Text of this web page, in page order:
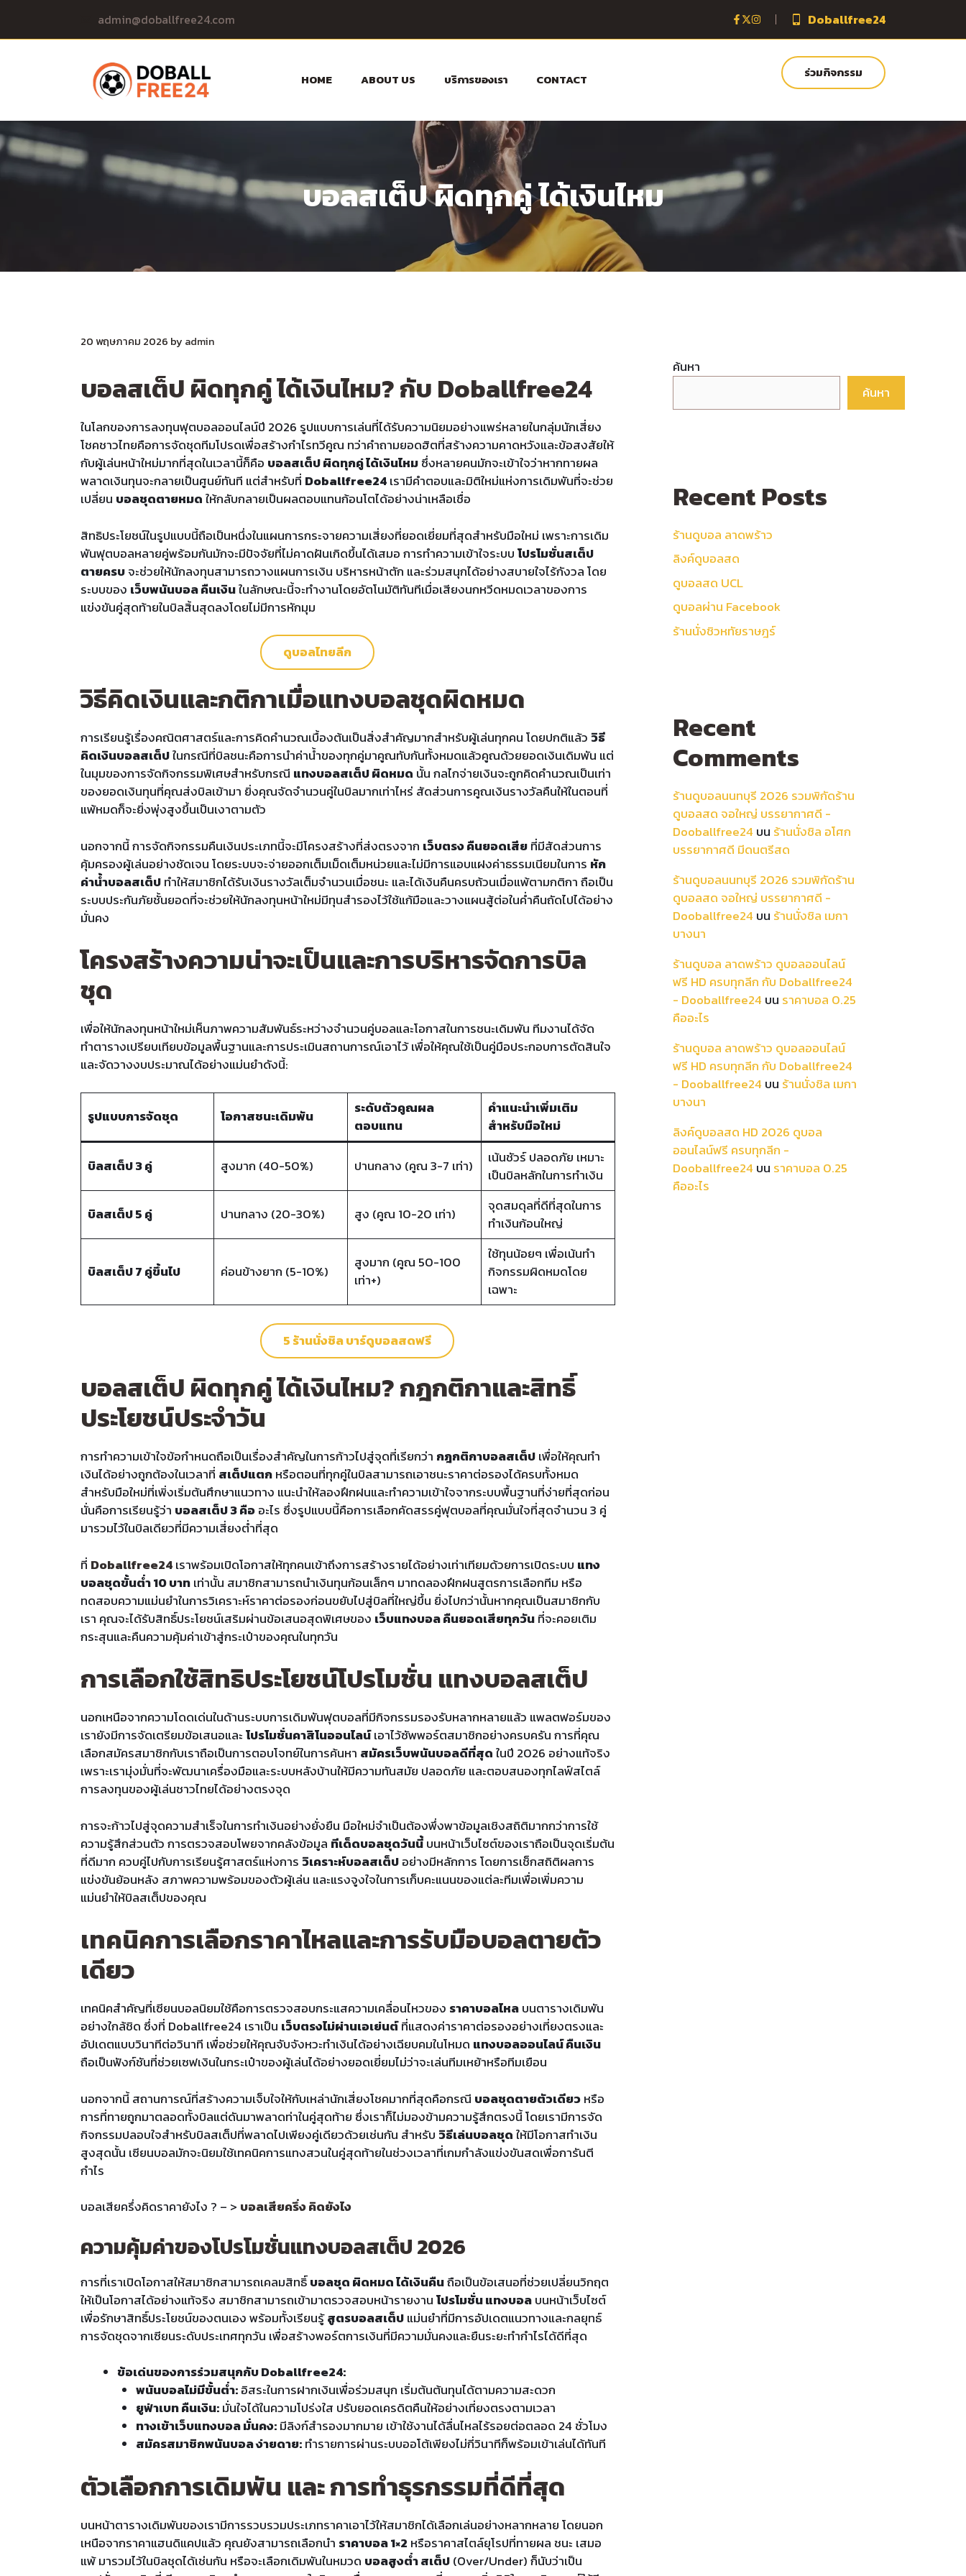
content
admin@doballfree24.com Doballfree24
HOME ABOUT US บริการของเรา CONTACT ร่วมกิจกรรม
บอลสเต็ป ผิดทุกคู่ ได้เงินไหม
20 พฤษภาคม 2026 by admin
บอลสเต็ป ผิดทุกคู่ ได้เงินไหม? กับ Doballfree24
ในโลกของการลงทุนฟุตบอลออนไลน์ปี 2026 รูปแบบการเล่นที่ได้รับความนิยมอย่างแพร่หลายในกลุ่มนักเสี่ยง
โชคชาวไทยคือการจัดชุดทีมโปรดเพื่อสร้างกำไรทวีคูณ ทว่าคำถามยอดฮิตที่สร้างความคาดหวังและข้อสงสัยให้
กับผู้เล่นหน้าใหม่มากที่สุดในเวลานี้ก็คือ บอลสเต็ป ผิดทุกคู่ ได้เงินไหมซึ่งหลายคนมักจะเข้าใจว่าหากทายผล
พลาดเงินทุนจะกลายเป็นศูนย์ทันที แต่สำหรับที่ Doballfree24เรามีคำตอบและมิติใหม่แห่งการเดิมพันที่จะช่วย
เปลี่ยน บอลชุดตายหมดให้กลับกลายเป็นผลตอบแทนก้อนโตได้อย่างน่าเหลือเชื่อ
สิทธิประโยชน์ในรูปแบบนี้ถือเป็นหนึ่งในแผนการกระจายความเสี่ยงที่ยอดเยี่ยมที่สุดสำหรับมือใหม่ เพราะการเดิม
พันฟุตบอลหลายคู่พร้อมกันมักจะมีปัจจัยที่ไม่คาดฝันเกิดขึ้นได้เสมอ การทำความเข้าใจระบบโปรโมชั่นสเต็ป
ตายครบจะช่วยให้นักลงทุนสามารถวางแผนการเงิน บริหารหน้าตัก และร่วมสนุกได้อย่างสบายใจไร้กังวล โดย
ระบบของ เว็บพนันบอล คืนเงินในลักษณะนี้จะทำงานโดยอัตโนมัติทันทีเมื่อเสียงนกหวีดหมดเวลาของการ
แข่งขันคู่สุดท้ายในบิลสิ้นสุดลงโดยไม่มีการหักมุม
ดูบอลไทยลีก
วิธีคิดเงินและกติกาเมื่อแทงบอลชุดผิดหมด
การเรียนรู้เรื่องคณิตศาสตร์และการคิดคำนวณเบื้องต้นเป็นสิ่งสำคัญมากสำหรับผู้เล่นทุกคน โดยปกติแล้ว วิธี
คิดเงินบอลสเต็ปในกรณีที่บิลชนะคือการนำค่าน้ำของทุกคู่มาคูณทับกันทั้งหมดแล้วคูณด้วยยอดเงินเดิมพัน แต่
ในมุมของการจัดกิจกรรมพิเศษสำหรับกรณี แทงบอลสเต็ป ผิดหมด นั้น กลไกจ่ายเงินจะถูกคิดคำนวณเป็นเท่า
ของยอดเงินทุนที่คุณส่งบิลเข้ามา ยิ่งคุณจัดจำนวนคู่ในบิลมากเท่าไหร่ สัดส่วนการคูณเงินรางวัลคืนให้ในตอนที่
แพ้หมดก็จะยิ่งพุ่งสูงขึ้นเป็นเงาตามตัว
นอกจากนี้ การจัดกิจกรรมคืนเงินประเภทนี้จะมีโครงสร้างที่ส่งตรงจาก เว็บตรง คืนยอดเสียที่มีสัดส่วนการ
คุ้มครองผู้เล่นอย่างชัดเจน โดยระบบจะจ่ายออกเต็มเม็ดเต็มหน่วยและไม่มีการแอบแฝงค่าธรรมเนียมในการ หัก
ค่าน้ำบอลสเต็ปทำให้สมาชิกได้รับเงินรางวัลเต็มจำนวนเมื่อชนะ และได้เงินคืนครบถ้วนเมื่อแพ้ตามกติกา ถือเป็น
ระบบประกันภัยชั้นยอดที่จะช่วยให้นักลงทุนหน้าใหม่มีทุนสำรองไว้ใช้แก้มือและวางแผนสู้ต่อในค่ำคืนถัดไปได้อย่าง
มั่นคง
โครงสร้างความน่าจะเป็นและการบริหารจัดการบิล
ชุด
เพื่อให้นักลงทุนหน้าใหม่เห็นภาพความสัมพันธ์ระหว่างจำนวนคู่บอลและโอกาสในการชนะเดิมพัน ทีมงานได้จัด
ทำตารางเปรียบเทียบข้อมูลพื้นฐานและการประเมินสถานการณ์เอาไว้ เพื่อให้คุณใช้เป็นคู่มือประกอบการตัดสินใจ
และจัดวางงบประมาณได้อย่างแม่นยำดังนี้:
รูปแบบการจัดชุด โอกาสชนะเดิมพัน
ระดับตัวคูณผล
ตอบแทน
คำแนะนำเพิ่มเติม
สำหรับมือใหม่
บิลสเต็ป 3 คู่ สูงมาก (40-50%) ปานกลาง (คูณ 3-7 เท่า)
เน้นชัวร์ ปลอดภัย เหมาะ
เป็นบิลหลักในการทำเงิน
บิลสเต็ป 5 คู่ ปานกลาง (20-30%) สูง (คูณ 10-20 เท่า)
จุดสมดุลที่ดีที่สุดในการ
ทำเงินก้อนใหญ่
บิลสเต็ป 7 คู่ขึ้นไป ค่อนข้างยาก (5-10%)
สูงมาก (คูณ 50-100
เท่า+)
ใช้ทุนน้อยๆ เพื่อเน้นทำ
กิจกรรมผิดหมดโดย
เฉพาะ
5 ร้านนั่งชิล บาร์ดูบอลสดฟรี
บอลสเต็ป ผิดทุกคู่ ได้เงินไหม? กฎกติกาและสิทธิ์
ประโยชน์ประจำวัน
การทำความเข้าใจข้อกำหนดถือเป็นเรื่องสำคัญในการก้าวไปสู่จุดที่เรียกว่า กฎกติกาบอลสเต็ปเพื่อให้คุณทำ
เงินได้อย่างถูกต้องในเวลาที่ สเต็ปแตกหรือตอนที่ทุกคู่ในบิลสามารถเอาชนะราคาต่อรองได้ครบทั้งหมด
สำหรับมือใหม่ที่เพิ่งเริ่มต้นศึกษาแนวทาง แนะนำให้ลองฝึกฝนและทำความเข้าใจจากระบบพื้นฐานที่ง่ายที่สุดก่อน
นั่นคือการเรียนรู้ว่า บอลสเต็ป 3 คืออะไร ซึ่งรูปแบบนี้คือการเลือกคัดสรรคู่ฟุตบอลที่คุณมั่นใจที่สุดจำนวน 3 คู่
มารวมไว้ในบิลเดียวที่มีความเสี่ยงต่ำที่สุด
ที่ Doballfree24เราพร้อมเปิดโอกาสให้ทุกคนเข้าถึงการสร้างรายได้อย่างเท่าเทียมด้วยการเปิดระบบ แทง
บอลชุดขั้นต่ำ 10 บาทเท่านั้น สมาชิกสามารถนำเงินทุนก้อนเล็กๆ มาทดลองฝึกฝนสูตรการเลือกทีม หรือ
ทดสอบความแม่นยำในการวิเคราะห์ราคาต่อรองก่อนขยับไปสู่บิลที่ใหญ่ขึ้น ยิ่งไปกว่านั้นหากคุณเป็นสมาชิกกับ
เรา คุณจะได้รับสิทธิ์ประโยชน์เสริมผ่านข้อเสนอสุดพิเศษของ เว็บแทงบอล คืนยอดเสียทุกวันที่จะคอยเติม
กระสุนและคืนความคุ้มค่าเข้าสู่กระเป๋าของคุณในทุกวัน
การเลือกใช้สิทธิประโยชน์โปรโมชั่น แทงบอลสเต็ป
นอกเหนือจากความโดดเด่นในด้านระบบการเดิมพันฟุตบอลที่มีกิจกรรมรองรับหลากหลายแล้ว แพลตฟอร์มของ
เรายังมีการจัดเตรียมข้อเสนอและโปรโมชั่นคาสิโนออนไลน์เอาไว้ซัพพอร์ตสมาชิกอย่างครบครัน การที่คุณ
เลือกสมัครสมาชิกกับเราถือเป็นการตอบโจทย์ในการค้นหา สมัครเว็บพนันบอลดีที่สุดในปี 2026 อย่างแท้จริง
เพราะเรามุ่งมั่นที่จะพัฒนาเครื่องมือและระบบหลังบ้านให้มีความทันสมัย ปลอดภัย และตอบสนองทุกไลฟ์สไตล์
การลงทุนของผู้เล่นชาวไทยได้อย่างตรงจุด
การจะก้าวไปสู่จุดความสำเร็จในการทำเงินอย่างยั่งยืน มือใหม่จำเป็นต้องพึ่งพาข้อมูลเชิงสถิติมากกว่าการใช้
ความรู้สึกส่วนตัว การตรวจสอบโพยจากคลังข้อมูล ทีเด็ดบอลชุดวันนี้บนหน้าเว็บไซต์ของเราถือเป็นจุดเริ่มต้น
ที่ดีมาก ควบคู่ไปกับการเรียนรู้ศาสตร์แห่งการ วิเคราะห์บอลสเต็ปอย่างมีหลักการ โดยการเช็กสถิติผลการ
แข่งขันย้อนหลัง สภาพความพร้อมของตัวผู้เล่น และแรงจูงใจในการเก็บคะแนนของแต่ละทีมเพื่อเพิ่มความ
แม่นยำให้บิลสเต็ปของคุณ
เทคนิคการเลือกราคาไหลและการรับมือบอลตายตัว
เดียว
เทคนิคสำคัญที่เซียนบอลนิยมใช้คือการตรวจสอบกระแสความเคลื่อนไหวของ ราคาบอลไหลบนตารางเดิมพัน
อย่างใกล้ชิด ซึ่งที่ Doballfree24 เราเป็น เว็บตรงไม่ผ่านเอเย่นต์ที่แสดงค่าราคาต่อรองอย่างเที่ยงตรงและ
อัปเดตแบบวินาทีต่อวินาที เพื่อช่วยให้คุณจับจังหวะทำเงินได้อย่างเฉียบคมในโหมด แทงบอลออนไลน์ คืนเงิน
ถือเป็นฟังก์ชันที่ช่วยเซฟเงินในกระเป๋าของผู้เล่นได้อย่างยอดเยี่ยมไม่ว่าจะเล่นทีมเหย้าหรือทีมเยือน
นอกจากนี้ สถานการณ์ที่สร้างความเจ็บใจให้กับเหล่านักเสี่ยงโชคมากที่สุดคือกรณี บอลชุดตายตัวเดียวหรือ
การที่ทายถูกมาตลอดทั้งบิลแต่ดันมาพลาดท่าในคู่สุดท้าย ซึ่งเราก็ไม่มองข้ามความรู้สึกตรงนี้ โดยเรามีการจัด
กิจกรรมปลอบใจสำหรับบิลสเต็ปที่พลาดไปเพียงคู่เดียวด้วยเช่นกัน สำหรับ วิธีเล่นบอลชุดให้มีโอกาสทำเงิน
สูงสุดนั้น เซียนบอลมักจะนิยมใช้เทคนิคการแทงสวนในคู่สุดท้ายในช่วงเวลาที่เกมกำลังแข่งขันสดเพื่อการันตี
กำไร
บอลเสียครึ่งคิดราคายังไง ? – > บอลเสียครึ่ง คิดยังไง
ความคุ้มค่าของโปรโมชั่นแทงบอลสเต็ป 2026
การที่เราเปิดโอกาสให้สมาชิกสามารถเคลมสิทธิ์บอลชุด ผิดหมด ได้เงินคืนถือเป็นข้อเสนอที่ช่วยเปลี่ยนวิกฤต
ให้เป็นโอกาสได้อย่างแท้จริง สมาชิกสามารถเข้ามาตรวจสอบหน้ารายงานโปรโมชั่น แทงบอลบนหน้าเว็บไซต์
เพื่อรักษาสิทธิ์ประโยชน์ของตนเอง พร้อมทั้งเรียนรู้สูตรบอลสเต็ปแม่นยำที่มีการอัปเดตแนวทางและกลยุทธ์
การจัดชุดจากเซียนระดับประเทศทุกวัน เพื่อสร้างพอร์ตการเงินที่มีความมั่นคงและยืนระยะทำกำไรได้ดีที่สุด
ข้อเด่นของการร่วมสนุกกับ Doballfree24:
พนันบอลไม่มีขั้นต่ำ:อิสระในการฝากเงินเพื่อร่วมสนุก เริ่มต้นต้นทุนได้ตามความสะดวก
ยูฟ่าเบท คืนเงิน:มั่นใจได้ในความโปร่งใส ปรับยอดเครดิตคืนให้อย่างเที่ยงตรงตามเวลา
ทางเข้าเว็บแทงบอล มั่นคง:มีลิงก์สำรองมากมาย เข้าใช้งานได้ลื่นไหลไร้รอยต่อตลอด 24 ชั่วโมง
สมัครสมาชิกพนันบอล ง่ายดาย:ทำรายการผ่านระบบออโต้เพียงไม่กี่วินาทีก็พร้อมเข้าเล่นได้ทันที
ตัวเลือกการเดิมพัน และ การทำธุรกรรมที่ดีที่สุด
บนหน้าตารางเดิมพันของเรามีการรวบรวมประเภทราคาเอาไว้ให้สมาชิกได้เลือกเล่นอย่างหลากหลาย โดยนอก
เหนือจากราคาแฮนดิแคปแล้ว คุณยังสามารถเลือกนำ ราคาบอล 1×2 หรือราคาสไตล์ยุโรปที่ทายผล ชนะ เสมอ
แพ้ มารวมไว้ในบิลชุดได้เช่นกัน หรือจะเลือกเดิมพันในหมวด บอลสูงต่ำ สเต็ป(Over/Under) ก็นับว่าเป็น
ค้นหา
ค้นหา
Recent Posts
ร้านดูบอล ลาดพร้าว
ลิงค์ดูบอลสด
ดูบอลสด UCL
ดูบอลผ่าน Facebook
ร้านนั่งชิวหทัยราษฎร์
Recent
Comments
ร้านดูบอลนนทบุรี 2026 รวมพิกัดร้าน
ดูบอลสด จอใหญ่ บรรยากาศดี -
Dooballfree24บน ร้านนั่งชิล อโศก
บรรยากาศดี มีดนตรีสด
ร้านดูบอลนนทบุรี 2026 รวมพิกัดร้าน
ดูบอลสด จอใหญ่ บรรยากาศดี -
Dooballfree24บน ร้านนั่งชิล เมกา
บางนา
ร้านดูบอล ลาดพร้าว ดูบอลออนไลน์
ฟรี HD ครบทุกลีก กับ Doballfree24
- Dooballfree24บน ราคาบอล 0.25
คืออะไร
ร้านดูบอล ลาดพร้าว ดูบอลออนไลน์
ฟรี HD ครบทุกลีก กับ Doballfree24
- Dooballfree24บน ร้านนั่งชิล เมกา
บางนา
ลิงค์ดูบอลสด HD 2026 ดูบอล
ออนไลน์ฟรี ครบทุกลีก -
Dooballfree24บน ราคาบอล 0.25
คืออะไร